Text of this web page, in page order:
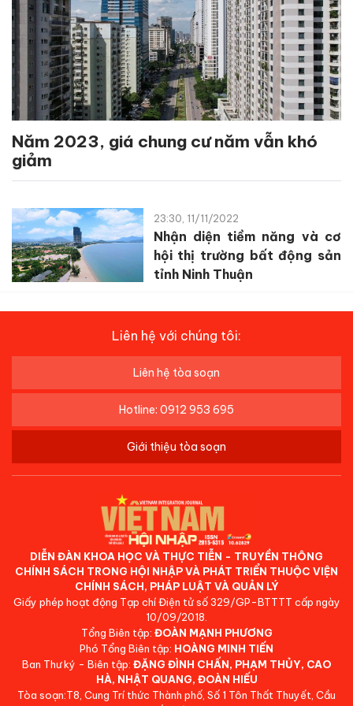
Năm 2023, giá chung cư năm vẫn khó
giảm
23:30, 11/11/2022
Nhận diện tiềm năng và cơ
hội thị trường bất động sản
tỉnh Ninh Thuận
Liên hệ với chúng tôi:
Liên hệ tòa soạn
Hotline: 0912 953 695
Giới thiệu tòa soạn
DIỄN ĐÀN KHOA HỌC VÀ THỰC TIỄN - TRUYỀN THÔNG
CHÍNH SÁCH TRONG HỘI NHẬP VÀ PHÁT TRIỂN THUỘC VIỆN
CHÍNH SÁCH, PHÁP LUẬT VÀ QUẢN LÝ
Giấy phép hoạt động Tạp chí Điện tử số 329/GP-BTTTT cấp ngày
10/09/2018.
Tổng Biên tập: ĐOÀN MẠNH PHƯƠNG
Phó Tổng Biên tập: HOÀNG MINH TIẾN
Ban Thư ký - Biên tập: ĐẶNG ĐÌNH CHẤN, PHẠM THỦY, CAO
HÀ, NHẬT QUANG, ĐOÀN HIẾU
Tòa soạn:T8, Cung Trí thức Thành phố, Số 1 Tôn Thất Thuyết, Cầu